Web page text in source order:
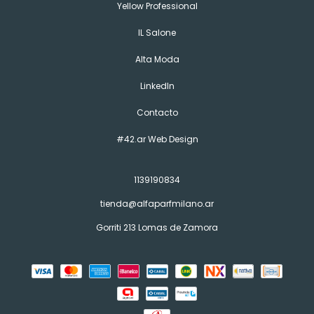
Yellow Professional
IL Salone
Alta Moda
LinkedIn
Contacto
#42.ar Web Design
1139190834
tienda@alfaparfmilano.ar
Gorriti 213 Lomas de Zamora